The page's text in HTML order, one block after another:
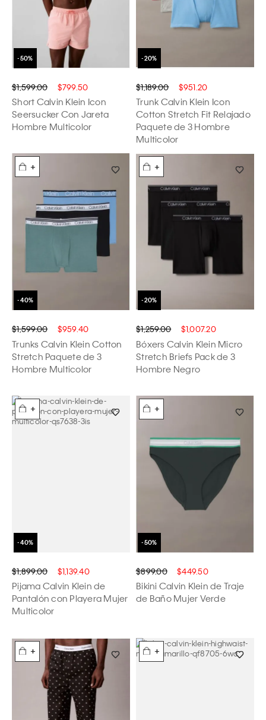
$1,599.00 $799.50
Short Calvin Klein Icon
Seersucker Con Jareta
Hombre Multicolor
$1,189.00 $951.20
Trunk Calvin Klein Icon
Cotton Stretch Fit Relajado
Paquete de 3 Hombre
Multicolor
+
$1,599.00 $959.40
Trunks Calvin Klein Cotton
Stretch Paquete de 3
Hombre Multicolor
+
$1,259.00 $1,007.20
Bóxers Calvin Klein Micro
Stretch Briefs Pack de 3
Hombre Negro
+
$1,899.00 $1,139.40
Pijama Calvin Klein de
Pantalón con Playera Mujer
Multicolor
+
$899.00 $449.50
Bikini Calvin Klein de Traje
de Baño Mujer Verde
+ +